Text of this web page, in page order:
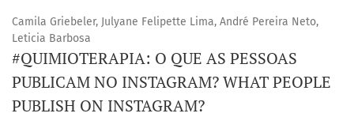
Camila Griebeler, Julyane Felipette Lima, André Pereira Neto,
Leticia Barbosa
#QUIMIOTERAPIA: O QUE AS PESSOAS
PUBLICAM NO INSTAGRAM? WHAT PEOPLE
PUBLISH ON INSTAGRAM?